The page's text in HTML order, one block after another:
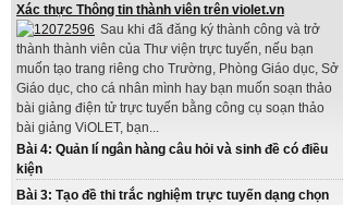
Xác thực Thông tin thành viên trên violet.vn
Sau khi đã đăng ký thành công và trở
thành thành viên của Thư viện trực tuyến, nếu bạn
muốn tạo trang riêng cho Trường, Phòng Giáo dục, Sở
Giáo dục, cho cá nhân mình hay bạn muốn soạn thảo
bài giảng điện tử trực tuyến bằng công cụ soạn thảo
bài giảng ViOLET, bạn...
Bài 4: Quản lí ngân hàng câu hỏi và sinh đề có điều
kiện
Bài 3: Tạo đề thi trắc nghiệm trực tuyến dạng chọn